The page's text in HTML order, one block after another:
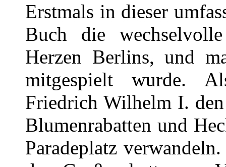
Erstmals in dieser
Buch die
Herzen Berlins, und
mitgespielt wurde.
Friedrich Wilhelm I.
Blumenrabatten und
Paradeplatz